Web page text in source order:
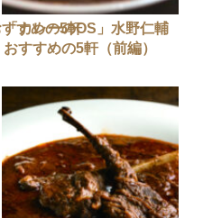
すすめの5軒
「カレーのOS」水野仁輔
おすすめの5軒（前編）